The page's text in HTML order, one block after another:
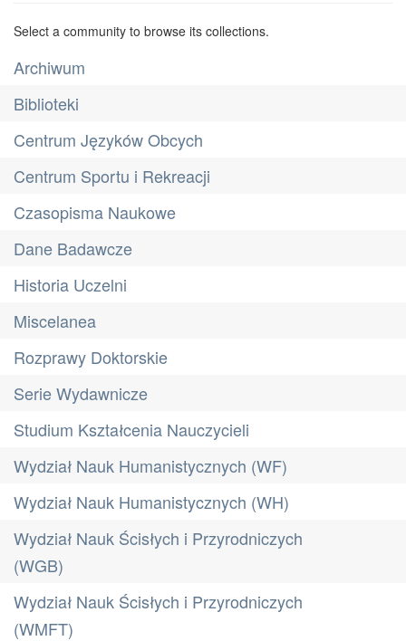
Select a community to browse its collections.
Archiwum
Biblioteki
Centrum Języków Obcych
Centrum Sportu i Rekreacji
Czasopisma Naukowe
Dane Badawcze
Historia Uczelni
Miscelanea
Rozprawy Doktorskie
Serie Wydawnicze
Studium Kształcenia Nauczycieli
Wydział Nauk Humanistycznych (WF)
Wydział Nauk Humanistycznych (WH)
Wydział Nauk Ścisłych i Przyrodniczych
(WGB)
Wydział Nauk Ścisłych i Przyrodniczych
(WMFT)